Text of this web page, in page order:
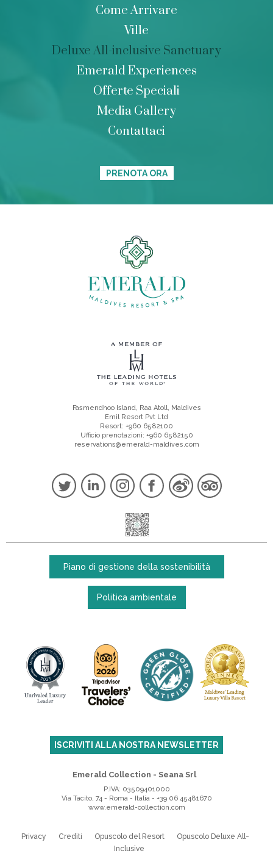
Come Arrivare
Ville
Deluxe All-inclusive Sanctuary
Emerald Experiences
Offerte Speciali
Media Gallery
Contattaci
PRENOTA ORA
Fasmendhoo Island, Raa Atoll, Maldives
Emil Resort Pvt Ltd
Resort: +960 6582100
Ufficio prenotazioni: +960 6582150
reservations@emerald-maldives.com
Piano di gestione della sostenibilità
Politica ambientale
ISCRIVITI ALLA NOSTRA NEWSLETTER
Emerald Collection - Seana Srl
P.IVA: 03509401000
Via Tacito, 74 - Roma - Italia- +39 06 45481670
www.emerald-collection.com
Privacy Crediti Opuscolo del Resort
Opuscolo Deluxe All-
Inclusive